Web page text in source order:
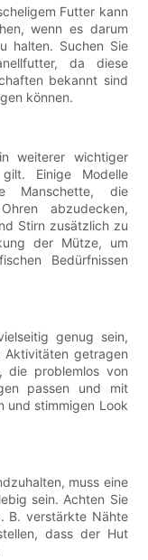
Futter kann
wenn es darum
halten. Suchen Sie
da diese
bekannt sind
können.
weiterer wichtiger
Einige Modelle
Manschette, die
abzudecken,
Stirn zusätzlich zu
der Mütze, um
Bedürfnissen
genug sein,
Aktivitäten getragen
die problemlos von
passen und mit
und stimmigen Look
muss eine
sein. Achten Sie
B. verstärkte Nähte
dass der Hut